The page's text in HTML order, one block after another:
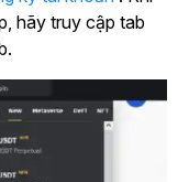
hãy truy cập tab